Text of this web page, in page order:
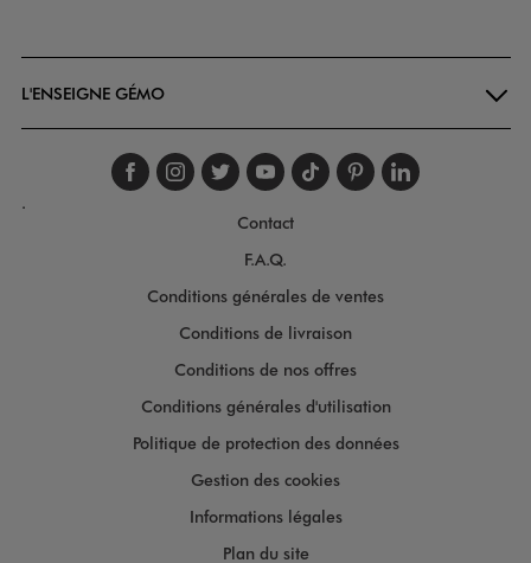
L'ENSEIGNE GÉMO
Suivez-nous sur
Suivez-nous sur
Suivez-nous sur
Suivez-nous
Suivez-nous
Suivez-
.
Contact
F.A.Q.
Conditions générales de ventes
Conditions de livraison
Conditions de nos offres
Conditions générales d'utilisation
Politique de protection des données
Gestion des cookies
Informations légales
Plan du site